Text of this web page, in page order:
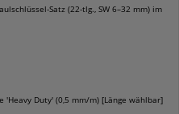
Satz (22-tlg., SW 6–32 mm) im
'Heavy Duty' (0,5 mm/m) [Länge wählbar]